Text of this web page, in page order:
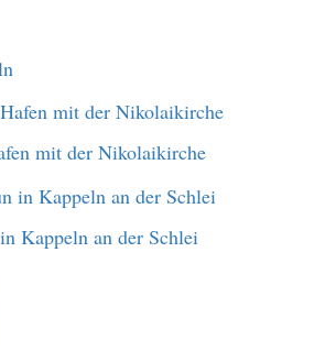
mit der Nikolaikirche
Kappeln an der Schlei